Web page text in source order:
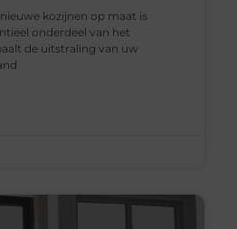
kozijnen op maat is
onderdeel van het
de uitstraling van uw